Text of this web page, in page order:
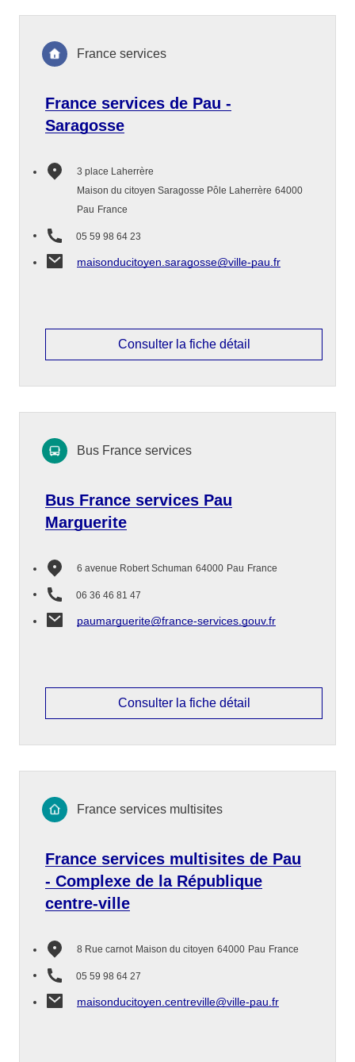
France services de Pau -
Saragosse
3 place Laherrère
Maison du citoyen Saragosse Pôle Laherrère 64000
Pau France
05 59 98 64 23
maisonducitoyen.saragosse@ville-pau.fr
France services
Consulter la fiche détail
Bus France services Pau
Marguerite
6 avenue Robert Schuman 64000 Pau France
06 36 46 81 47
paumarguerite@france-services.gouv.fr
Bus France services
Consulter la fiche détail
France services multisites de Pau
- Complexe de la République
centre-ville
8 Rue carnot Maison du citoyen 64000 Pau France
05 59 98 64 27
maisonducitoyen.centreville@ville-pau.fr
France services multisites